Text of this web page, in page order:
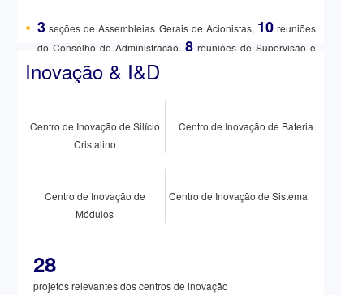
● 3 seções de Assembleias Gerais de Acionistas, 10reuniões
do Conselho de Administração, 8 reuniões de Supervisão e
12reuniões de Comités Especiais
Organização de uma sessão de formação para o Concelho de
Administração, o Comité de Supervisão e os colaboradores
superiores sobre os temas da gestão de governação
empresarial
Realização de preparação e divulgação de
100% de cobertura da celebração do Acordo de
Cooperação em matéria de Fiabilidade com os fornecedores
Inovação & I&D
Centro de Inovação de Silício
Cristalino
Centro de Inovação de Bateria
Centro de Inovação de
Módulos
Centro de Inovação de Sistema
28
projetos relevantes dos centros de inovação